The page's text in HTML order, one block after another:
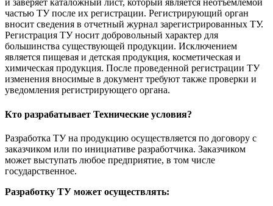
и заверяет каталожный лист, который является неотъемлемой
частью ТУ после их регистрации. Регистрирующий орган
вносит сведения в отчетный журнал зарегистрированных ТУ.
Регистрация ТУ носит добровольный характер для
большинства существующей продукции. Исключением
является пищевая и детская продукция, косметическая и
химическая продукция. После проведенной регистрации ТУ
изменения вносимые в документ требуют также проверки и
уведомления регистрирующего органа.
Кто разрабатывает Технические условия?
Разработка ТУ на продукцию осуществляется по договору с
заказчиком или по инициативе разработчика. Заказчиком
может выступать любое предприятие, в том числе
государственное.
Разработку ТУ может осуществлять: